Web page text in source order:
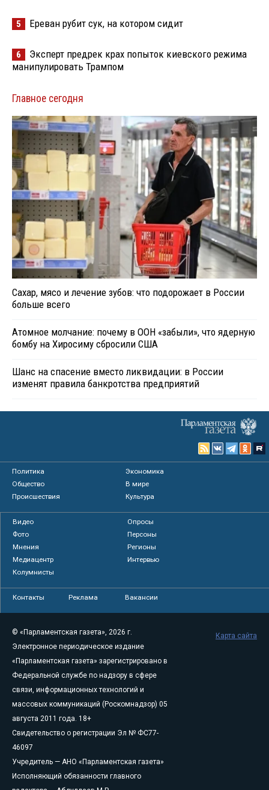
5 Ереван рубит сук, на котором сидит
6
Эксперт предрек крах попыток киевского режима
манипулировать Трампом
Главное сегодня
Сахар, мясо и лечение зубов: что подорожает в России
больше всего
Атомное молчание: почему в ООН «забыли», что ядерную
бомбу на Хиросиму сбросили США
Шанс на спасение вместо ликвидации: в России
изменят правила банкротства предприятий
Политика
Экономика
Общество
В мире
Происшествия
Культура
Видео
Опросы
Фото
Персоны
Мнения
Регионы
Медиацентр
Интервью
Колумнисты
Контакты Реклама Вакансии
© «Парламентская газета», 2026 г.
Электронное периодическое издание
«Парламентская газета» зарегистрировано в
Федеральной службе по надзору в сфере
связи, информационных технологий и
массовых коммуникаций (Роскомнадзор) 05
августа 2011 года. 18+
Свидетельство о регистрации Эл № ФС77-
46097
Учредитель — АНО «Парламентская газета»
Исполняющий обязанности главного
Карта сайта